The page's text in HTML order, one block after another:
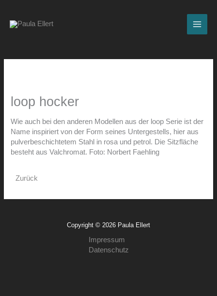
springen
loop hocker
Wie auch bei den anderen Modellen aus der loop Serie ist der
Name inspiriert von der Form seines Untergestells, hier aus
pulverbeschichtetem Stahl in rosa und petrol. Die Sitzfläche
besteht aus Valchromat. Foto: Norbert Faehling
Zurück
Copyright © 2026 Paula Ellert
Impressum
Datenschutz